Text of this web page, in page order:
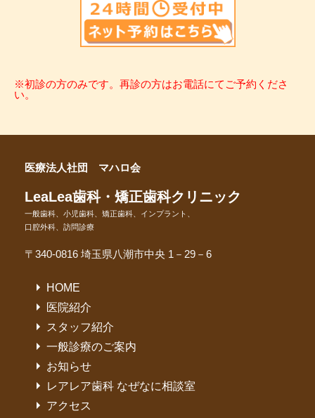
※初診の方のみです。再診の方はお電話にてご予約くださ
い。
医療法人社団 マハロ会
LeaLea歯科・矯正歯科クリニック
一般歯科、小児歯科、矯正歯科、インプラント、
口腔外科、訪問診療
〒340-0816 埼玉県八潮市中央 1－29－6
HOME
医院紹介
スタッフ紹介
一般診療のご案内
お知らせ
レアレア歯科 なぜなに相談室
アクセス